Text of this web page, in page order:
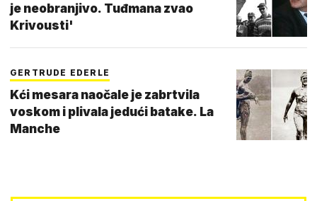
je neobranjivo. Tuđmana zvao
Krivousti'
GERTRUDE EDERLE
Kći mesara naočale je zabrtvila
voskom i plivala jedući batake. La
Manche